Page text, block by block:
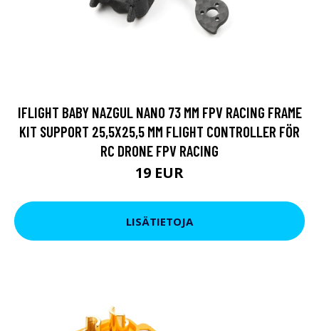
IFLIGHT BABY NAZGUL NANO 73 MM FPV RACING FRAME
KIT SUPPORT 25,5X25,5 MM FLIGHT CONTROLLER FÖR
RC DRONE FPV RACING
19 EUR
LISÄTIETOJA